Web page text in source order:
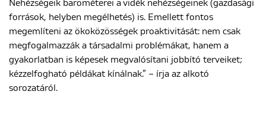
Nehézségeik barométerei a vidék nehézségeinek (gazdasági
források, helyben megélhetés) is. Emellett fontos
megemlíteni az ökoközösségek proaktivitását: nem csak
megfogalmazzák a társadalmi problémákat, hanem a
gyakorlatban is képesek megvalósítani jobbító terveiket;
kézzelfogható példákat kínálnak.” – írja az alkotó
sorozatáról.